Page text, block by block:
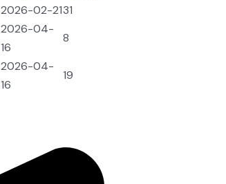
2026-02-2131
2026-04-
16
8
2026-04-
16
19